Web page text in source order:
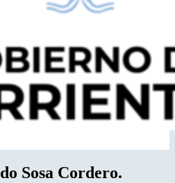
Sosa Cordero.